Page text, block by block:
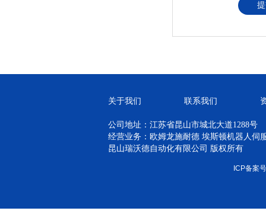
关于我们 联系我们
公司地址：江苏省昆山市城北大道1288号
经营业务：欧姆龙施耐德 埃斯顿机器人伺
昆山瑞沃德自动化有限公司 版权所有
ICP备案